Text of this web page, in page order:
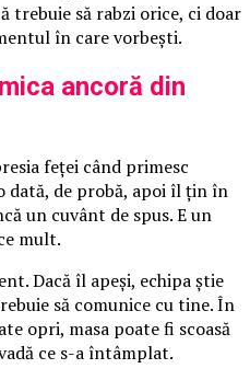
trebuie să rabzi orice, ci doar
în care vorbești.
ancoră din
feței când primesc
dată, de probă, apoi îl țin în
un cuvânt de spus. E un
mult.
Dacă îl apeși, echipa știe
să comunice cu tine. În
opri, masa poate fi scoasă
ce s-a întâmplat.